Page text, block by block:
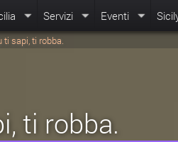
Servizi Eventi
ti sapi, ti robba.
ti robba.